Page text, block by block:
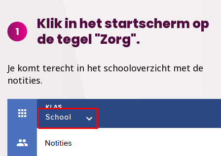
1
Klik in het startscherm op
de tegel "Zorg".
Je komt terecht in het schooloverzicht met de
notities.